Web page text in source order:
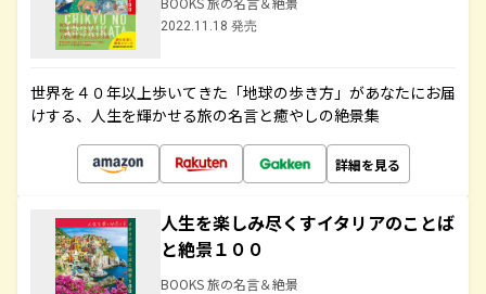
2022.11.18 発売
世界を４０年以上歩いてきた「地球の歩き方」があなたにお届
けする、人生を輝かせる旅の名言と癒やしの絶景集
詳細を見る
人生を楽しみ尽くすイタリアのことば
と絶景１００
BOOKS 旅の名言＆絶景